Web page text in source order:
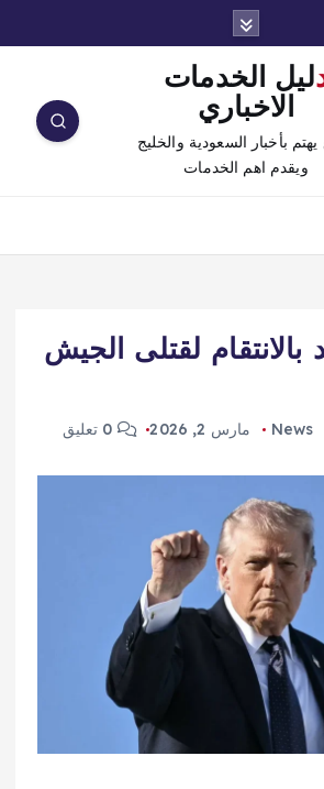
الاخباري
بأخبار السعودية والخليج
ويقدم اهم الخدمات
لقتلى الجيش
News مارس 2, 2026